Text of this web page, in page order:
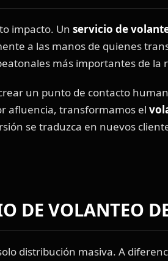
impacto. Un servicio de
a las manos de quienes
más importantes de la
un punto de contacto
afluencia, transformamos el
se traduzca en nuevos
DE VOLANTEO
distribución masiva. A